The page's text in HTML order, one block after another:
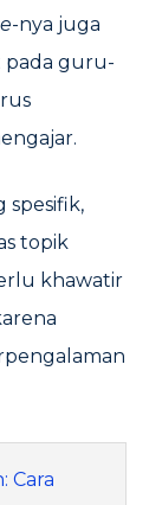
-nya juga
pada guru-
spesifik,
topik
khawatir
Cara